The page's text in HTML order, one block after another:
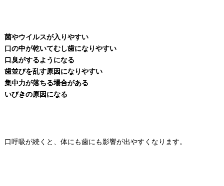
菌やウイルスが入りやすい
口の中が乾いてむし歯になりやすい
口臭がするようになる
歯並びを乱す原因になりやすい
集中力が落ちる場合がある
いびきの原因になる
口呼吸が続くと、体にも歯にも影響が出やすくなります。